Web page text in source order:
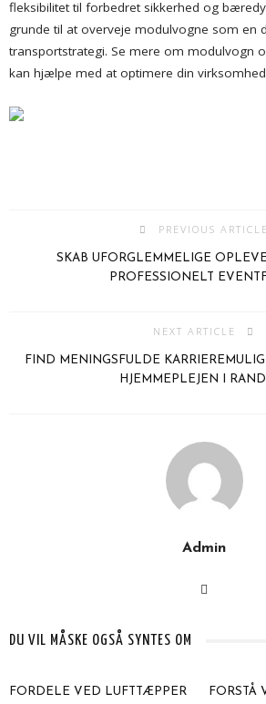
fleksibilitet til forbedret sikkerhed og
grunde til at overveje modulvogne som en
transportstrategi. Se mere om modulvogn
kan hjælpe med at optimere din
PREVIOUS ARTICLE
SKAB UFORGLEMMELIGE
PROFESSIONELT
NEXT ARTICLE
FIND MENINGSFULDE
HJEMMEPLEJEN I
Admin
DU VIL MÅSKE OGSÅ SYNTES OM
FORDELE VED LUFTTÆPPER FORSTÅ